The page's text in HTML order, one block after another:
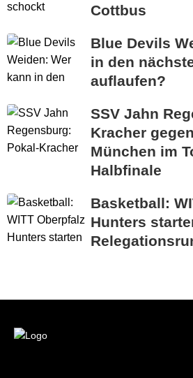
Cottbus
Blue Devils
in den
auflaufen?
SSV Jahn
Kracher
München im
Halbfinale
Basketball:
Hunters